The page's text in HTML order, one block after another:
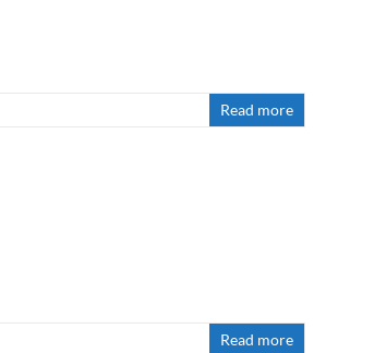
Read more
Read more